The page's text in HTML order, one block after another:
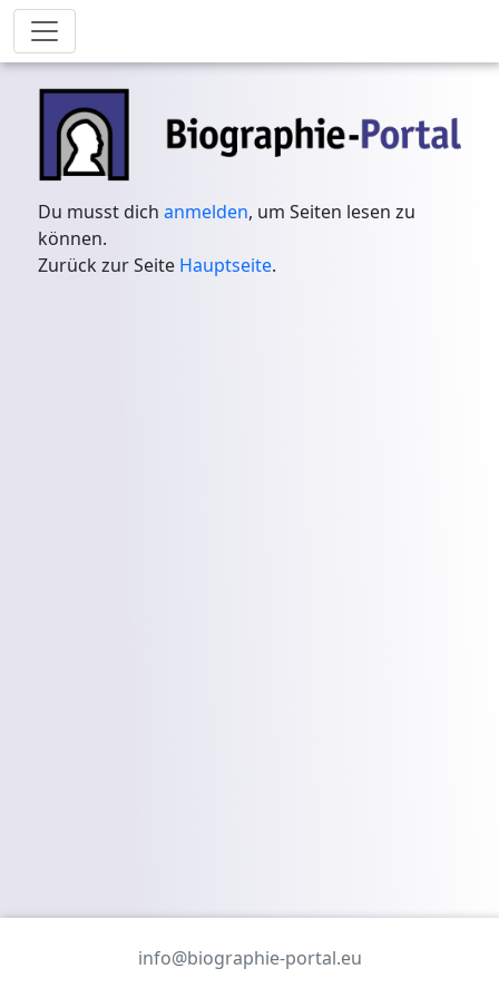
Du musst dichanmelden, um Seiten lesen zu
können.
Zurück zur Seite Hauptseite.
info@biographie-portal.eu